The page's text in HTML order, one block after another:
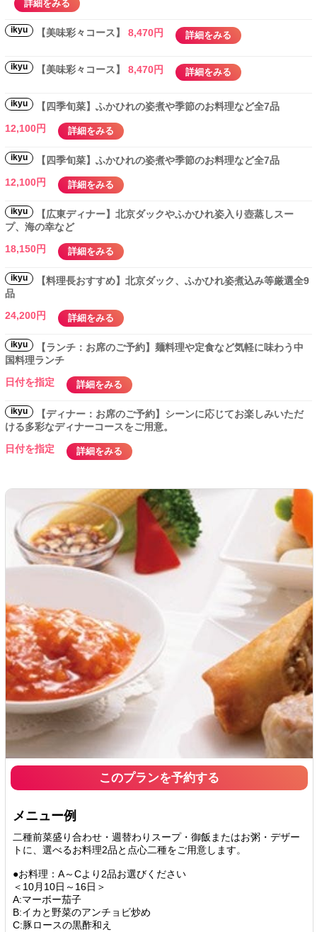
詳細をみる
ikyu 【美味彩々コース】 8,470円 詳細をみる
ikyu 【美味彩々コース】 8,470円 詳細をみる
ikyu
【四季旬菜】ふかひれの姿煮や季節のお料理など全7品
12,100円
詳細をみる
ikyu
【四季旬菜】ふかひれの姿煮や季節のお料理など全7品
12,100円
詳細をみる
ikyu
【広東ディナー】北京ダックやふかひれ姿入り壺蒸しスー
プ、海の幸など
18,150円
詳細をみる
ikyu
【料理長おすすめ】北京ダック、ふかひれ姿煮込み等厳選全9
品
24,200円
詳細をみる
ikyu
【ランチ：お席のご予約】麺料理や定食など気軽に味わう中
国料理ランチ
日付を指定
詳細をみる
ikyu
【ディナー：お席のご予約】シーンに応じてお楽しみいただ
ける多彩なディナーコースをご用意。
日付を指定
詳細をみる
このプランを予約する
メニュー例
二種前菜盛り合わせ・週替わりスープ・御飯またはお粥・デザー
トに、選べるお料理2品と点心二種をご用意します。
●お料理：A～Cより2品お選びください
＜10月10日～16日＞
A:マーボー茄子
B:イカと野菜のアンチョビ炒め
C:豚ロースの黒酢和え